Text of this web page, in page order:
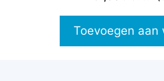
Toevoegen aan